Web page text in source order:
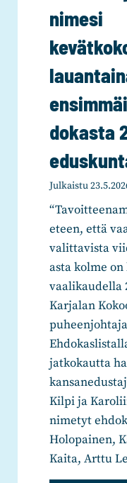
O
i
n
t
o
s
e
e
l
i
a
v
a
a
n
u
o
r
i
l
l
a
r
i
t
a
K
a
i
d
a
n
v
a
l
m
i
s
t
e
l
e
a
nimesi
dokasta
Julkaistu
eteen, että
valittavista
asta kolme
vaalikaudella
Karjalan
jatkokautta
Kilpi ja
nimetyt
Holopainen,
Kaita, Arttu